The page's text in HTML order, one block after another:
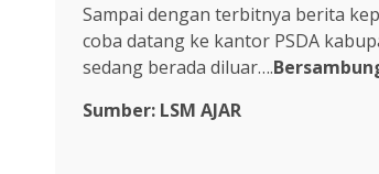
Sampai dengan terbitnya berita
coba datang ke kantor PSDA
sedang berada diluar….
Sumber: LSM AJAR